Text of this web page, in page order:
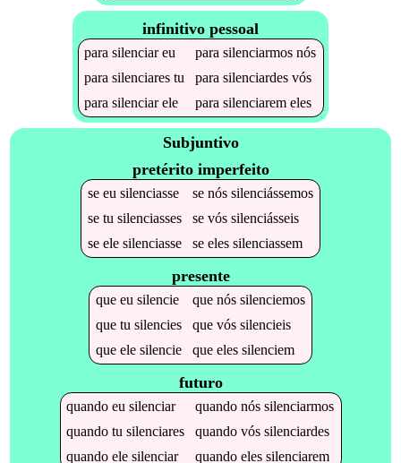
infinitivo pessoal
parasilenciareu parasilenciarmos nós
parasilenciares tu parasilenciardes vós
parasilenciarele parasilenciarem eles
Subjuntivo
pretérito imperfeito
se eu silenciasse se nós silenciássemos
se tu silenciasses se vós silenciásseis
se ele silenciasse se eles silenciassem
presente
que eu silencie que nós silenciemos
que tu silencies que vós silencieis
que ele silencie que eles silenciem
futuro
quandoeusilenciar quandonóssilenciarmos
quandotusilenciares quandovóssilenciardes
quandoelesilenciar quandoelessilenciarem